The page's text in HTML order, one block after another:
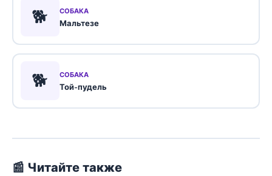
🐕 СОБАКА
Мальтезе
🐕 СОБАКА
Той-пудель
📰 Читайте также